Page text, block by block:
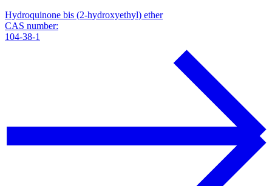
Hydroquinone bis (2-hydroxyethyl) ether
CAS number:
104-38-1